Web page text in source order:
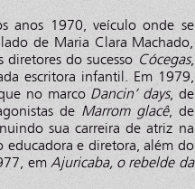
anos 1970, veículo onde se
de Maria Clara Machado,
do sucesso Cócegas,
escritora infantil. Em 1979,
no marco Dancin’ days, de
de Marrom glacê, de
sua carreira de atriz na
educadora e diretora, além do
em Ajuricaba, o rebelde da